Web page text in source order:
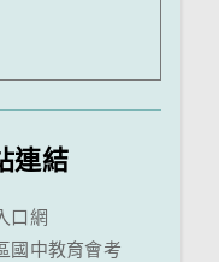
連結
口網
國中教育會考